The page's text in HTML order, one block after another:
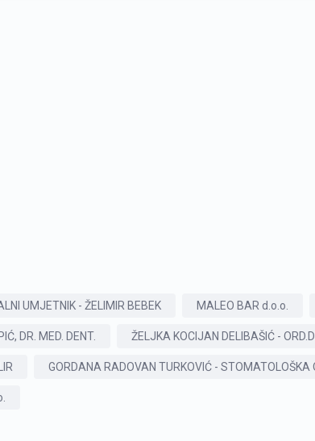
UMJETNIK - ŽELIMIR BEBEK MALEO BAR d.o.o.
DR. MED. DENT. ŽELJKA KOCIJAN DELIBAŠIĆ -
GORDANA RADOVAN TURKOVIĆ -